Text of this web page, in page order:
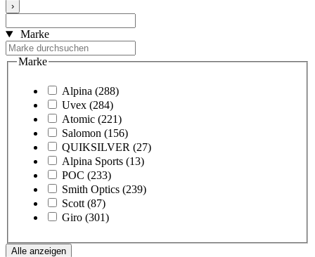
›
Marke
Marke
Alpina (288)
Uvex (284)
Atomic (221)
Salomon (156)
QUIKSILVER (27)
Alpina Sports (13)
POC (233)
Smith Optics (239)
Scott (87)
Giro (301)
Alle anzeigen